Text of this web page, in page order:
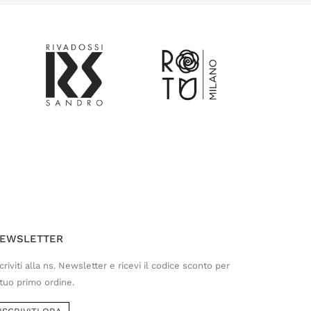
alla ns. Newsletter e ricevi il codice sconto per
primo ordine.